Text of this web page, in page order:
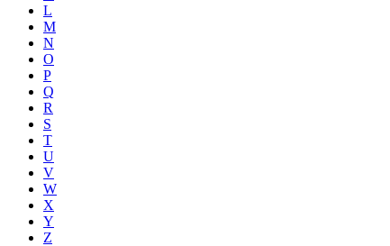
L
M
N
O
P
Q
R
S
T
U
V
W
X
Y
Z